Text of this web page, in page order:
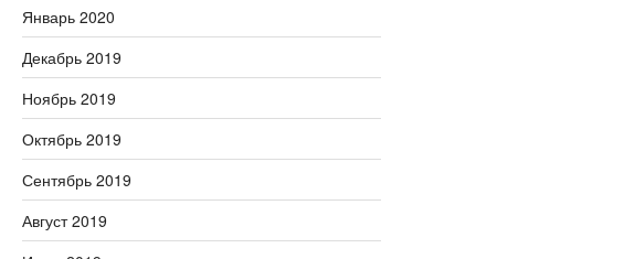
Январь 2020
Декабрь 2019
Ноябрь 2019
Октябрь 2019
Сентябрь 2019
Август 2019